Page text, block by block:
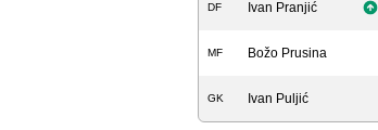
DF Ivan Pranjić
MF Božo Prusina
GK Ivan Puljić